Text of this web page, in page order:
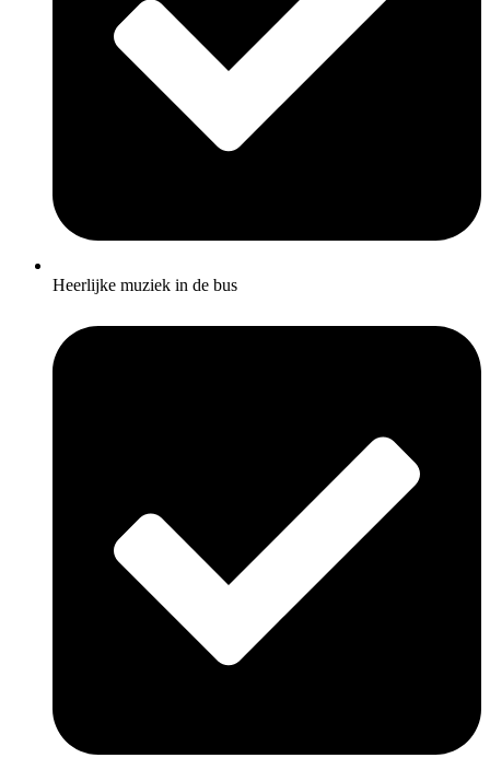
Heerlijke muziek in de bus